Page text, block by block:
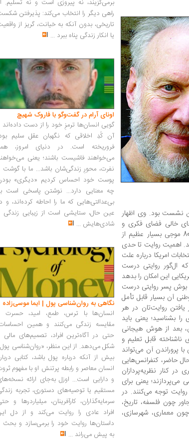
نشست بود. وی اظهار
خالی‌ فضای فکری و
فرهنگی معاصر ایران بود. او در ادامه افزود: بعد از دهه 80 موجی بسیار عظیم از
اهمیت روایت تا حدی
امریکا درباره علت
ال‌گور روایتی درست
این امکان را بدهد
بوش پسر روایتی درست
آن بسیار قابل تأمل
روایت‌تان در هر
بشناسید؛ یعنی باید
بعد از هوش هیجانی
قابل تعلیم و
پروراندن آن می‌تواند
حاضر، کنفرانس‌هایی
در کنار نظریه‌پردازان
می‌پردازند؛ یعنی برای
توجه می‌کنند. در
چون فلسفه، تاریخ،
معماری، شهرسازی،
برمی‌گزیند، نه پیروزی است و نه تسلیم.
راهی دیگر را انتخاب می‌کند: پذیرفتن
تاریخی، بدون آنکه به خیانت، گریز از
یا انکار زندگی پناه ببرد ...
اونای آرام در گفت‌وگو با فاروک شهیچ‭
گویی انسان‌ها ترمزِ خود را از دست داده‌اند
آن کُدِ اخلاقی که نگهبان عقل سلیم
فروریخته است. در دنیای امروز،
می‌خواهند فاشیست باشند؛ یعنی
نفرت، محورِ زندگی‌شان باشد... ما با گوشت
پوست خود احساس کردیم «دیگری»
چه معنایی دارد... نوشتن پاسخی است
بی‌عدالتی‌هایی که ما را احاطه کرده‌اند، و
عین حال، ستایشی است از زیبایی زندگی
شادی‌هایش ...
نگاهی به روان‌شناسی پول | ایما موسی‌زاده
انسان‌ها با ترس، طمع، امید، حسرت
مقایسه زندگی می‌کنند و همین
حتی در آگاه‌ترین افراد، تصمیم‌های مالی
شکل می‌دهد. از این منظر، «روان‌شناسی
بیش از آنکه درباره پول باشد، کتابی
انسان معاصر و رابطه پرتنش او با مفهوم
و دارایی است... اوزل به‌جای ارائه
مستقیم یا توصیه‌های دستوری، تجربه
سرمایه‌گذاران، کارآفرینان، میلیاردرها و
افراد عادی را روایت می‌کند و از دل
داستان‌ها روایت خود را برمی‌سازد و بحث
به پیش می‌راند ...